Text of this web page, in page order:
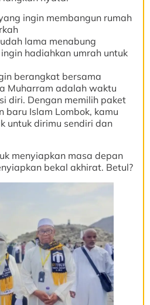
ingin membangun rumah
lama menabung
hadiahkan umrah untuk
berangkat bersama
Muharram adalah waktu
diri. Dengan memilih paket
baru Islam Lombok, kamu
untuk dirimu sendiri dan
menyiapkan masa depan
bekal akhirat. Betul?